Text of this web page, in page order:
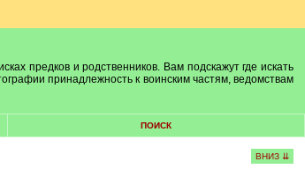
предков и родственников. Вам подскажут где искать
принадлежность к воинским частям, ведомствам
ПОИСК
ВНИЗ ⇊